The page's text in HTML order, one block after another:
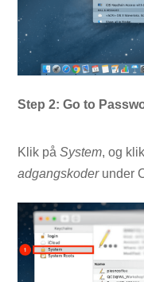
Step 2: Go to
Klik påSystem, og
adgangskoderunder